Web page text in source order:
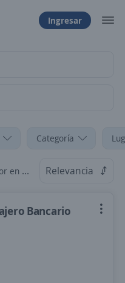
Ingresar
Categoría
Relevancia
Bancario